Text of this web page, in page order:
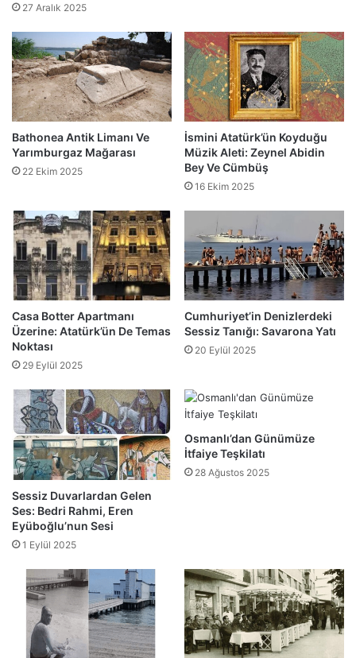
27 Aralık 2025
Bathonea Antik Limanı Ve
Yarımburgaz Mağarası
22 Ekim 2025
İsmini Atatürk’ün Koyduğu
Müzik Aleti: Zeynel Abidin
Bey Ve Cümbüş
16 Ekim 2025
Casa Botter Apartmanı
Üzerine: Atatürk’ün De Temas
Noktası
29 Eylül 2025
Cumhuriyet’in Denizlerdeki
Sessiz Tanığı: Savarona Yatı
20 Eylül 2025
Sessiz Duvarlardan Gelen
Ses: Bedri Rahmi, Eren
Eyüboğlu’nun Sesi
1 Eylül 2025
Osmanlı’dan Günümüze
İtfaiye Teşkilatı
28 Ağustos 2025